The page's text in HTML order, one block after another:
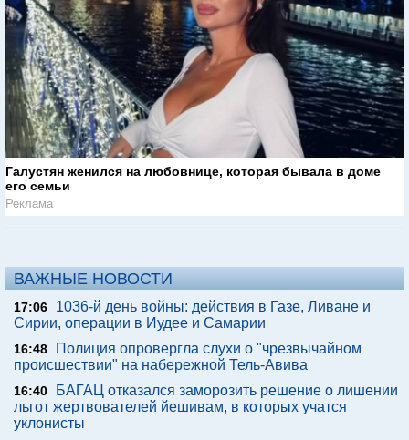
Галустян женился на любовнице, которая бывала в доме
его семьи
Реклама
ВАЖНЫЕ НОВОСТИ
17:06
1036-й день войны: действия в Газе, Ливане и
Сирии, операции в Иудее и Самарии
16:48
Полиция опровергла слухи о "чрезвычайном
происшествии" на набережной Тель-Авива
16:40
БАГАЦ отказался заморозить решение о лишении
льгот жертвователей йешивам, в которых учатся
уклонисты